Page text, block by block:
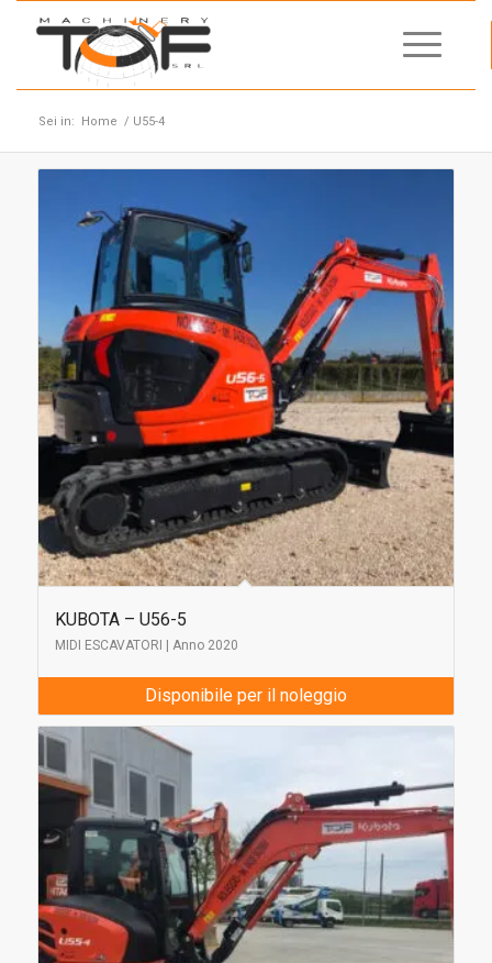
Sei in: Home / U55-4
KUBOTA – U56-5
MIDI ESCAVATORI | Anno 2020
Disponibile per il noleggio